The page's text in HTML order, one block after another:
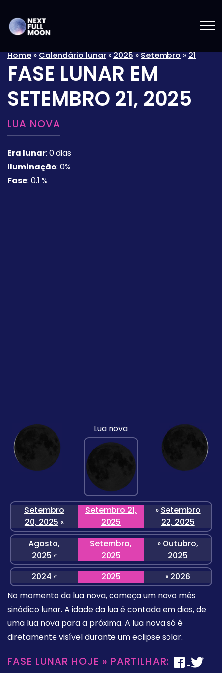
Home»Calendário lunar»2025»Setembro»21
FASE LUNAR EM
SETEMBRO 21, 2025
LUA NOVA
Era lunar: 0 dias
Iluminação: 0%
Fase: 0.1 %
Lua nova
Setembro
20, 2025 «
Setembro 21,
2025
» Setembro
22, 2025
Agosto,
2025 «
Setembro,
2025
» Outubro,
2025
2024 « 2025 » 2026
No momento da lua nova, começa um novo mês
sinódico lunar. A idade da lua é contada em dias, de
uma lua nova para a próxima. A lua nova só é
diretamente visível durante um eclipse solar.
FASE LUNAR HOJE » PARTILHAR: